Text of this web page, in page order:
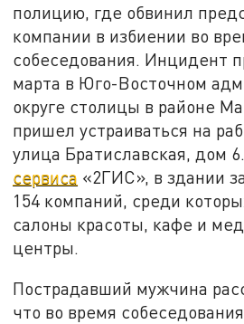
полицию, где обвинил
компании в избиении во
собеседования. Инцидент
марта в Юго-Восточном
округе столицы в районе
пришел устраиваться на
улица Братиславская, дом
сервиса «2ГИС», в здании
154 компаний, среди
салоны красоты, кафе и
центры.
Пострадавший мужчина
что во время